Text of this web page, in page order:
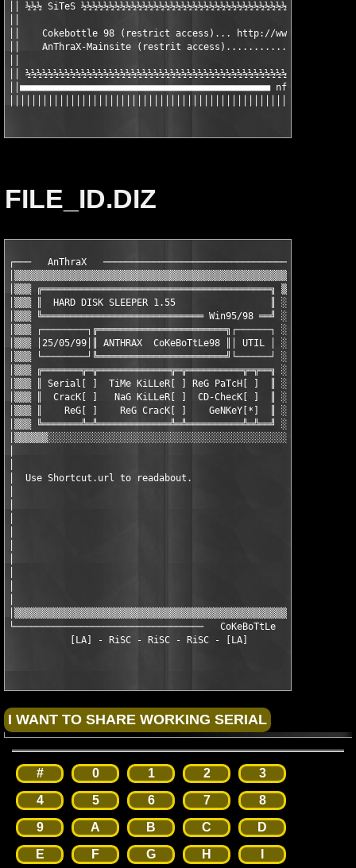
││ ½½½ SiTeS
││    Cokebottle 98 (restrict access)... http://
││    AnThraX-Mainsite (restrit access)........... http://
││
││■■■■■■■■■■■■■■■■■■■■■■■■■■■■■■■■■■■■■■■■■■■■■ nfo by
FILE_ID.DIZ
┌───   AnThraX   ─────────────────────────────────────┐
│▒▒▒▒▒▒▒▒▒▒▒▒▒▒▒▒▒▒▒▒▒▒▒▒▒▒▒▒▒▒▒▒▒▒▒▒▒▒▒▒▒▒▒▒▒▒▒▒▒▒▒▒▒│
│▒▒▒ ╔═════════════════════════════════════════╗ ▒▒▒▒▒│
│▒▒▒ ║  HARD DISK SLEEPER 1.55                 ║ ░░▒▒▒│
│▒▒▒ ╚═════════════════════════════ Win95/98 ══╝ ░░▒▒▒│
│▒▒▒ ┌────────┐╔═══════════════════════╗┌──────┐ ░░▒▒▒│
│▒▒▒ │25/05/99│║ ANTHRAX  CoKeBoTtLe98 ║│ UTIL │ ░░▒▒▒│
│▒▒▒ └────────┘╚═══════════════════════╝└──────┘ ░░▒▒▒│
│▒▒▒ ╔═══════╦═╦═════════════╦═╦══════════╦═╦══╗ ░░▒▒▒│
│▒▒▒ ║ Serial[ ]  TiMe KiLLeR[ ] ReG PaTcH[ ]  ║ ░░▒▒▒│
│▒▒▒ ║  CracK[ ]   NaG KiLLeR[ ]  CD-ChecK[ ]  ║ ░░▒▒▒│
│▒▒▒ ║    ReG[ ]    ReG CracK[ ]    GeNKeY[*]  ║ ░░▒▒▒│
│▒▒▒ ╚═══════╩═╩═════════════╩═╩══════════╩═╩══╝ ░░▒▒▒│
│▒▒▒▒▒▒░░░░░░░░░░░░░░░░░░░░░░░░░░░░░░░░░░░░░░░░░░░▒▒▒▒│
│  Use Shortcut.url to readabout.                     │
│▒▒▒▒▒▒▒▒▒▒▒▒▒▒▒▒▒▒▒▒▒▒▒▒▒▒▒▒▒▒▒▒▒▒▒▒▒▒▒▒▒▒▒▒▒▒▒▒▒▒▒▒ │
└──────────────────────────────────   CoKeBoTtLe   ───┘
# 0 1 2
3
4
5 6 7
8
9
A B C
D
E
F G H